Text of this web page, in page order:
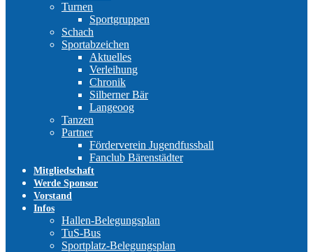
Turnen
Sportgruppen
Schach
Sportabzeichen
Aktuelles
Verleihung
Chronik
Silberner Bär
Langeoog
Tanzen
Partner
Förderverein Jugendfussball
Fanclub Bärenstädter
Mitgliedschaft
Werde Sponsor
Vorstand
Infos
Hallen-Belegungsplan
TuS-Bus
Sportplatz-Belegungsplan